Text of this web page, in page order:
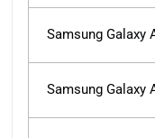
Samsung Galaxy
Samsung Galaxy